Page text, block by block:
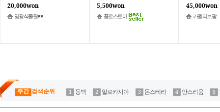
20,000won
영광식물원♥♥
5,500won
플로스토어
45,000won
카멜리브팜
주간 검색순위 동백 알로카시아 몬스테라 안스리움